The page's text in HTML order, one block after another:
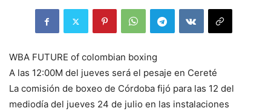
WBA FUTURE of colombian boxing
A las 12:00M del jueves será el pesaje en Cereté
La comisión de boxeo de Córdoba fijó para las 12 del
mediodía del jueves 24 de julio en las instalaciones